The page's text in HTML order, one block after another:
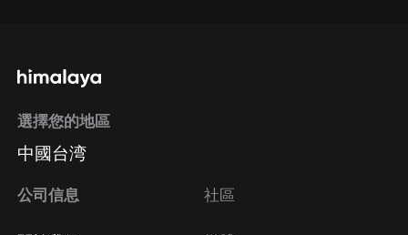
選擇您的地區
中國台湾
公司信息 社區